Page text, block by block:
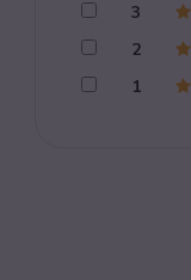
3
2
1